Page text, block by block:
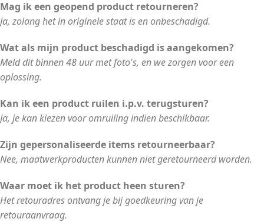
Mag ik een geopend product retourneren?
Ja, zolang het in originele staat is en onbeschadigd.
Wat als mijn product beschadigd is aangekomen?
Meld dit binnen 48 uur met foto's, en we zorgen voor een
oplossing.
Kan ik een product ruilen i.p.v. terugsturen?
Ja, je kan kiezen voor omruiling indien beschikbaar.
Zijn gepersonaliseerde items retourneerbaar?
Nee, maatwerkproducten kunnen niet geretourneerd worden.
Waar moet ik het product heen sturen?
Het retouradres ontvang je bij goedkeuring van je
retouraanvraag.